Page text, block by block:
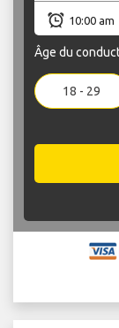
Âge du
18 - 29